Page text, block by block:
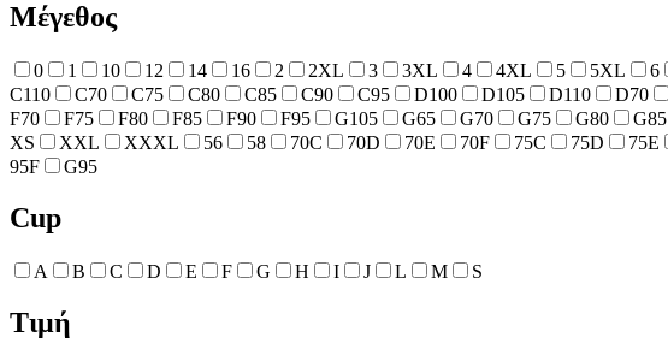
Μέγεθος
0 1 10 12 14 16 2 2XL 3 3XL 4 4XL 5 5XL 6
C110
C70 C75 C80 C85 C90 C95 D100 D105 D110 D70
F70
F75 F80 F85 F90 F95 G105 G65 G70 G75 G80 G85
XS
XXL XXXL 56 58 70C 70D 70E 70F 75C 75D 75E
95F
G95
Cup
A B C D E F G H I J L M S
Τιμή